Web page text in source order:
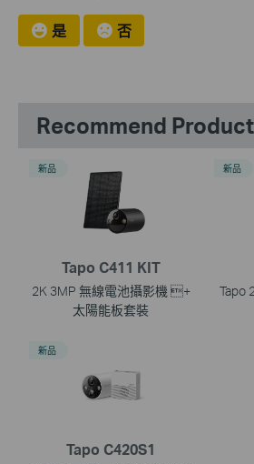
是 否
Recommend
Tapo C411 KIT
2K 3MP 無線電池攝影機 +
太陽能板套裝
新品
Tapo
新品
Tapo C420S1
新品